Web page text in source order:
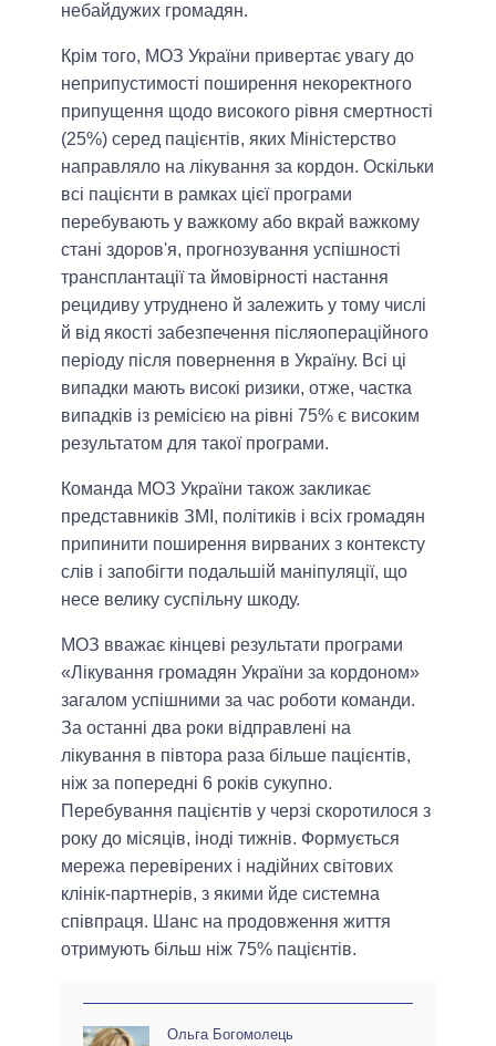
небайдужих громадян.
Крім того, МОЗ України привертає увагу до
неприпустимості поширення некоректного
припущення щодо високого рівня смертності
(25%) серед пацієнтів, яких Міністерство
направляло на лікування за кордон. Оскільки
всі пацієнти в рамках цієї програми
перебувають у важкому або вкрай важкому
стані здоров'я, прогнозування успішності
трансплантації та ймовірності настання
рецидиву утруднено й залежить у тому числі
й від якості забезпечення післяопераційного
періоду після повернення в Україну. Всі ці
випадки мають високі ризики, отже, частка
випадків із ремісією на рівні 75% є високим
результатом для такої програми.
Команда МОЗ України також закликає
представників ЗМІ, політиків і всіх громадян
припинити поширення вирваних з контексту
слів і запобігти подальшій маніпуляції, що
несе велику суспільну шкоду.
МОЗ вважає кінцеві результати програми
«Лікування громадян України за кордоном»
загалом успішними за час роботи команди.
За останні два роки відправлені на
лікування в півтора раза більше пацієнтів,
ніж за попередні 6 років сукупно.
Перебування пацієнтів у черзі скоротилося з
року до місяців, іноді тижнів. Формується
мережа перевірених і надійних світових
клінік-партнерів, з якими йде системна
співпраця. Шанс на продовження життя
отримують більш ніж 75% пацієнтів.
Ольга Богомолець